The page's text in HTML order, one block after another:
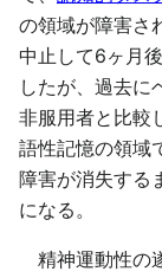
の領域が障害さ
中止して6ヶ月
したが、過去に
非服用者と比較
語性記憶の領域
障害が消失する
になる。
精神運動性の